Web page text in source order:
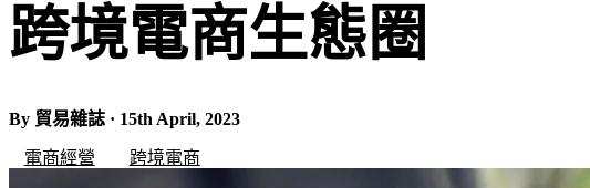
跨境電商生態圈
By 貿易雜誌 · 15th April, 2023
電商經營 跨境電商